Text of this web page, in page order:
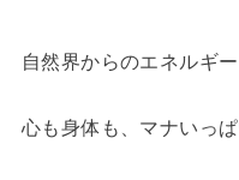
自然界からのエネルギ
心も身体も、マナいっぱ